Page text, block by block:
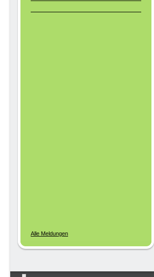
Alle Meldungen